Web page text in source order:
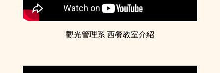
觀光管理系 西餐教室介紹